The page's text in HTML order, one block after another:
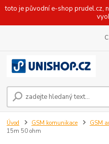
toto je původní e-shop prudel.cz,
Úvod GSM komunikace GSM
15m 50 ohm